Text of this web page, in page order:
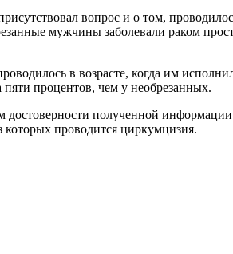
вопрос и о том,
мужчины заболевали раком
в возрасте, когда им
процентов, чем у необрезанных.
полученной информации
проводится циркумцизия.